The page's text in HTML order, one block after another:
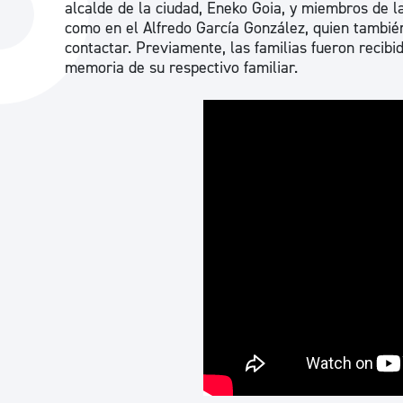
La ciudad
La ciudad ahora
Noticias
alcalde de la ciudad, Eneko Goia, y miembros de
como en el Alfredo García González, quien
contactar. Previamente, las familias fueron
memoria de su respectivo familiar.